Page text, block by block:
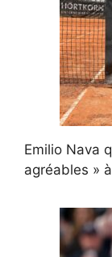
Emilio Nava
agréables »